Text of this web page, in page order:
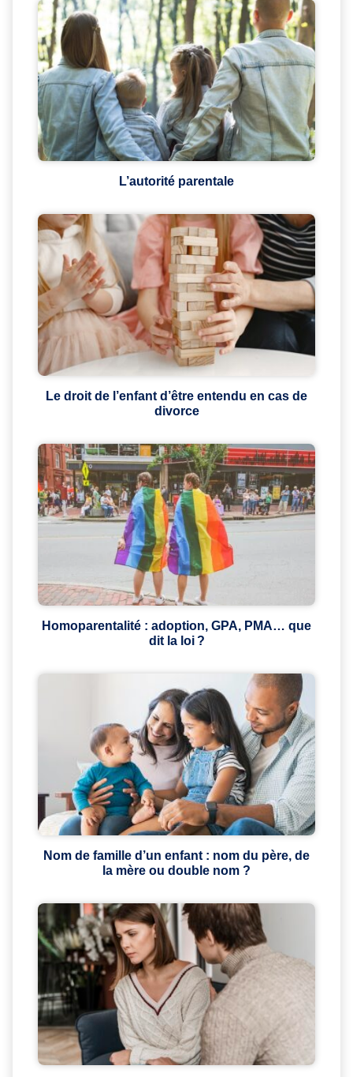
L’autorité parentale
Le droit de l’enfant d’être entendu en cas de
divorce
Homoparentalité : adoption, GPA, PMA… que
dit la loi ?
Nom de famille d’un enfant : nom du père, de
la mère ou double nom ?